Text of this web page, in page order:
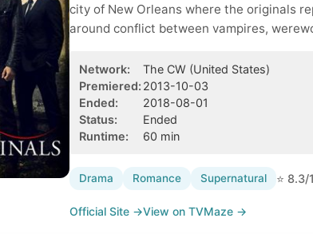
city of New Orleans where the originals
around conflict between vampires,
Network: The CW (United States)
Premiered: 2013-10-03
Ended:
2018-08-01
Status:
Ended
Runtime: 60 min
Drama Romance Supernatural ⭐ 8.3/
Official Site →View on TVMaze →